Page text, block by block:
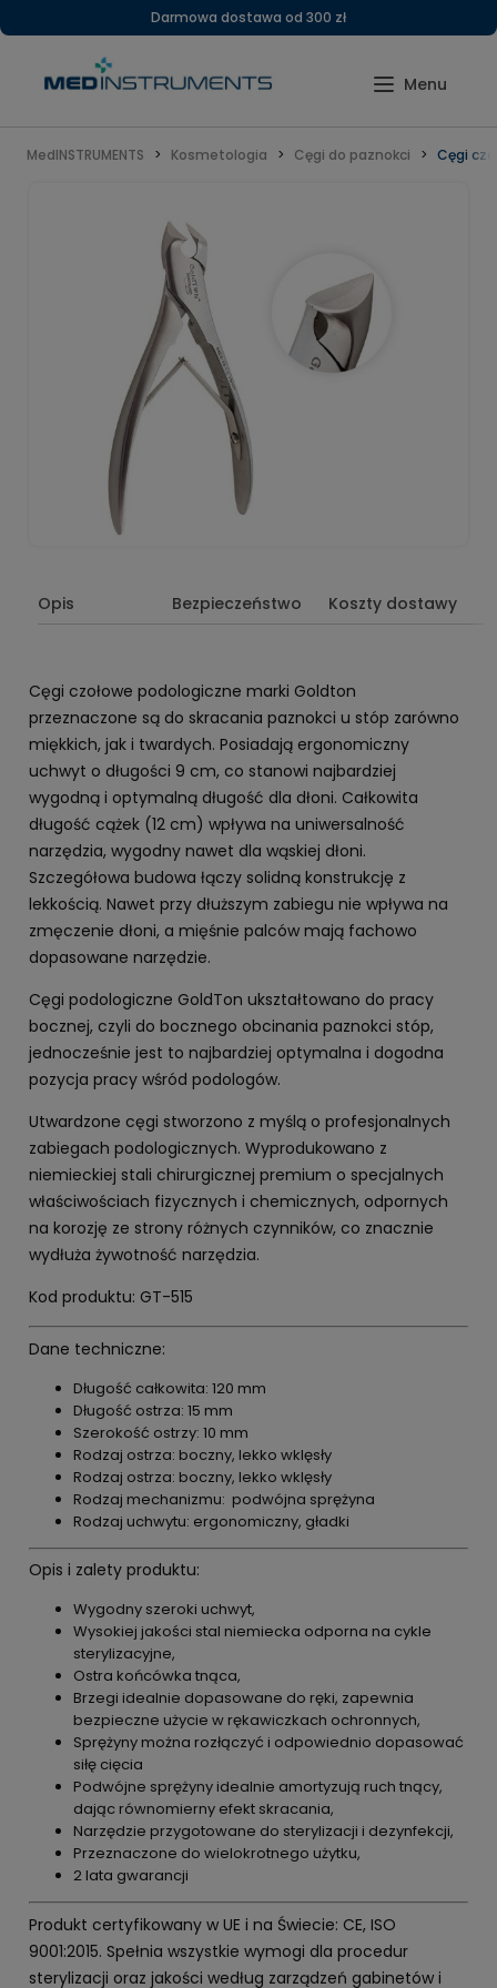
Darmowa dostawa od 300 zł
MedINSTRUMENTS Kosmetologia Cęgi do paznokci Cęgi
Opis Bezpieczeństwo Koszty dostawy
Cęgi czołowe podologiczne marki Goldton
przeznaczone są do skracania paznokci u stóp zarówno
miękkich, jak i twardych. Posiadają ergonomiczny
uchwyt o długości 9 cm, co stanowi najbardziej
wygodną i optymalną długość dla dłoni. Całkowita
długość cążek (12 cm) wpływa na uniwersalność
narzędzia, wygodny nawet dla wąskiej dłoni.
Szczegółowa budowa łączy solidną konstrukcję z
lekkością. Nawet przy dłuższym zabiegu nie wpływa na
zmęczenie dłoni, a mięśnie palców mają fachowo
dopasowane narzędzie.
Cęgi podologiczne GoldTon ukształtowano do pracy
bocznej, czyli do bocznego obcinania paznokci stóp,
jednocześnie jest to najbardziej optymalna i dogodna
pozycja pracy wśród podologów.
Utwardzone cęgi stworzono z myślą o profesjonalnych
zabiegach podologicznych. Wyprodukowano z
niemieckiej stali chirurgicznej premium o specjalnych
właściwościach fizycznych i chemicznych, odpornych
na korozję ze strony różnych czynników, co znacznie
wydłuża żywotność narzędzia.
Kod produktu: GT-515
Dane techniczne:
Długość całkowita: 120 mm
Długość ostrza: 15 mm
Szerokość ostrzy: 10 mm
Rodzaj ostrza: boczny, lekko wklęsły
Rodzaj ostrza: boczny, lekko wklęsły
Rodzaj mechanizmu: podwójna sprężyna
Rodzaj uchwytu: ergonomiczny, gładki
Opis i zalety produktu:
Wygodny szeroki uchwyt,
Wysokiej jakości stal niemiecka odporna na cykle
sterylizacyjne,
Ostra końcówka tnąca,
Brzegi idealnie dopasowane do ręki, zapewnia
bezpieczne użycie w rękawiczkach ochronnych,
Sprężyny można rozłączyć i odpowiednio dopasować
siłę cięcia
Podwójne sprężyny idealnie amortyzują ruch tnący,
dając równomierny efekt skracania,
Narzędzie przygotowane do sterylizacji i dezynfekcji,
Przeznaczone do wielokrotnego użytku,
2 lata gwarancji
Produkt certyfikowany w UE i na Świecie: CE, ISO
9001:2015. Spełnia wszystkie wymogi dla procedur
sterylizacji oraz jakości według zarządzeń gabinetów i